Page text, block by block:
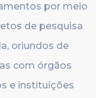
por meio
de pesquisa
oriundos de
com órgãos
e instituições